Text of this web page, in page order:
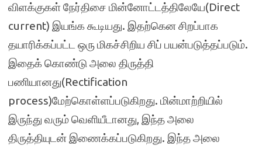
விளக்குகள் நேர்திசை மின்னோட்டத்திலேயே(Direct
current) இயங்க கூடியது. இதற்கென சிறப்பாக
தயாரிக்கப்பட்ட ஒரு மிகச்சிறிய சிப் பயன்படுத்தப்படும்.
இதைக் கொண்டு அலை திருத்தி
பணியானது(Rectification
process)மேற்கொள்ளப்படுகிறது. மின்மாற்றியில்
இருந்து வரும் வெளியீடானது, இந்த அலை
திருத்தியுடன் இணைக்கப்படுகிறது. இந்த அலை